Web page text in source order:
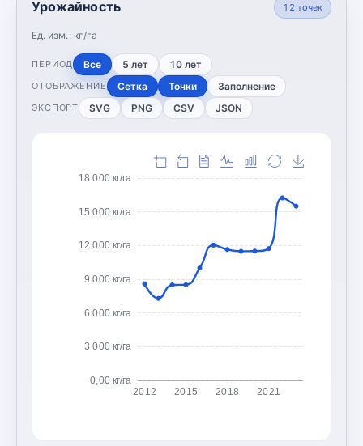
Урожайность
Ед. изм.: кг/га
12 точек
ПЕРИОД Все 5 лет 10 лет
ОТОБРАЖЕНИЕ Сетка Точки Заполнение
ЭКСПОРТ SVG PNG CSV JSON
0,00 кг/га
3 000 кг/га
6 000 кг/га
9 000 кг/га
12 000 кг/га
15 000 кг/га
18 000 кг/га
2012 2015 2018 2021